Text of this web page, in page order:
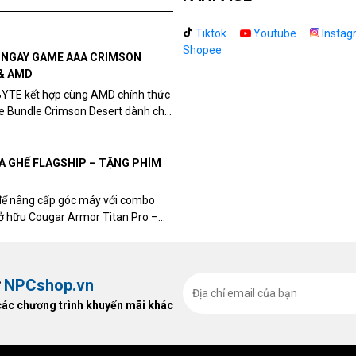
GAME AAA CRIMSON
AMD
kết hợp cùng AMD chính thức
Crimson Desert dành cho
GHẾ FLAGSHIP – TẶNG PHÍM
nâng cấp góc máy với combo
hữu Cougar Armor Titan Pro –
Tiktok Youtube
Shopee
NPCshop.vn
chương trình khuyến mãi khác